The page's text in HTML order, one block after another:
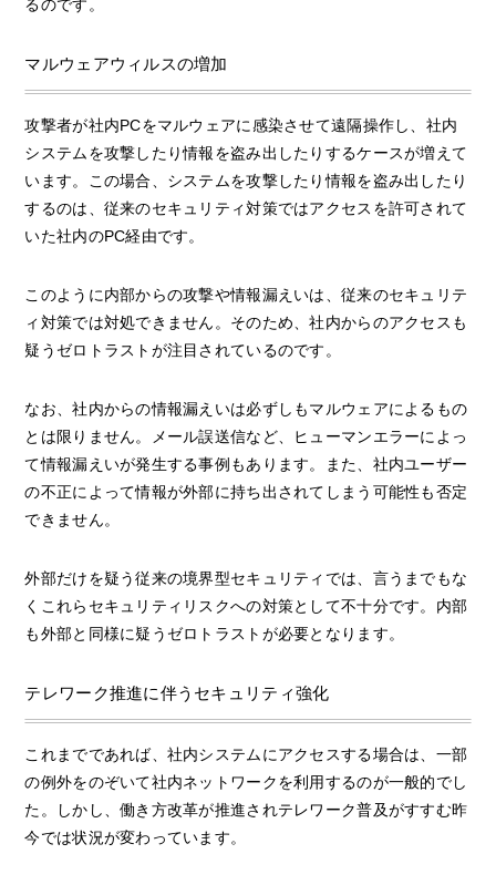
るのです。
マルウェアウィルスの増加
攻撃者が社内PCをマルウェアに感染させて遠隔操作し、社内
システムを攻撃したり情報を盗み出したりするケースが増えて
います。この場合、システムを攻撃したり情報を盗み出したり
するのは、従来のセキュリティ対策ではアクセスを許可されて
いた社内のPC経由です。
このように内部からの攻撃や情報漏えいは、従来のセキュリテ
ィ対策では対処できません。そのため、社内からのアクセスも
疑うゼロトラストが注目されているのです。
なお、社内からの情報漏えいは必ずしもマルウェアによるもの
とは限りません。メール誤送信など、ヒューマンエラーによっ
て情報漏えいが発生する事例もあります。また、社内ユーザー
の不正によって情報が外部に持ち出されてしまう可能性も否定
できません。
外部だけを疑う従来の境界型セキュリティでは、言うまでもな
くこれらセキュリティリスクへの対策として不十分です。内部
も外部と同様に疑うゼロトラストが必要となります。
テレワーク推進に伴うセキュリティ強化
これまでであれば、社内システムにアクセスする場合は、一部
の例外をのぞいて社内ネットワークを利用するのが一般的でし
た。しかし、働き方改革が推進されテレワーク普及がすすむ昨
今では状況が変わっています。